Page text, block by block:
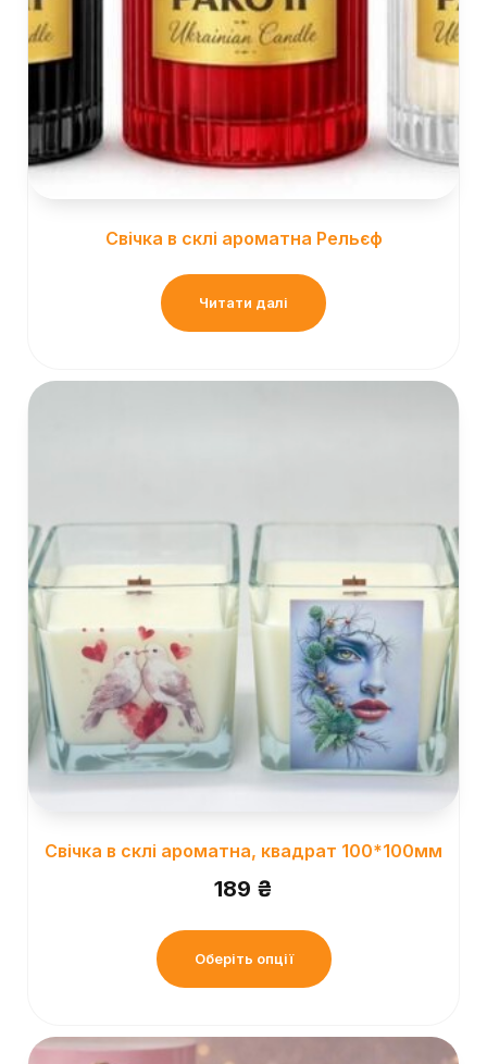
Свічка в склі ароматна Рельєф
Читати далі
Свічка в склі ароматна, квадрат 100*100мм
189 ₴
Оберіть опції